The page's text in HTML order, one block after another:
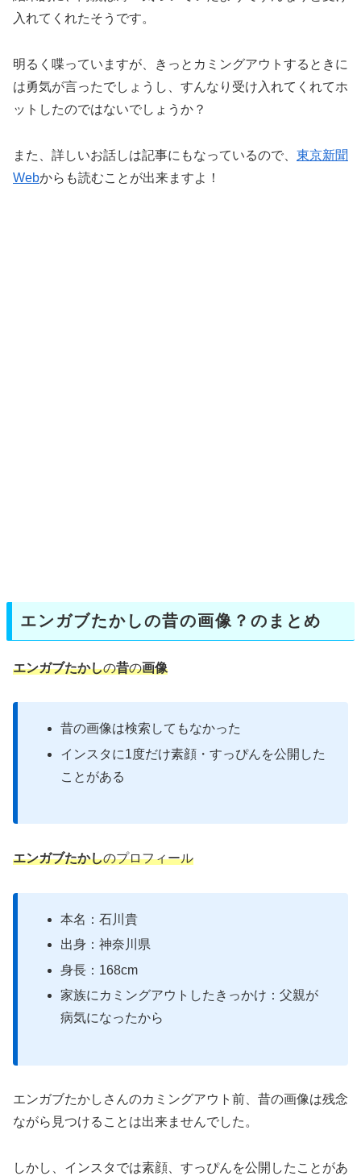
入れてくれたそうです。
明るく喋っていますが、きっとカミングアウトするときに
は勇気が言ったでしょうし、すんなり受け入れてくれてホ
ットしたのではないでしょうか？
また、詳しいお話しは記事にもなっているので、 東京新聞
Webからも読むことが出来ますよ！
エンガブたかしの昔の画像？のまとめ
エンガブたかしの昔の画像
昔の画像は検索してもなかった
インスタに1度だけ素顔・すっぴんを公開した
ことがある
エンガブたかしのプロフィール
本名：石川貴
出身：神奈川県
身長：168cm
家族にカミングアウトしたきっかけ：父親が
病気になったから
エンガブたかしさんのカミングアウト前、昔の画像は残念
ながら見つけることは出来ませんでした。
しかし、インスタでは素顔、すっぴんを公開したことがあ